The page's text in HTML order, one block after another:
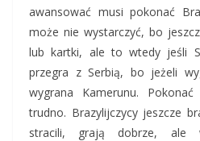
awansować musi pokonać
może nie wystarczyć, bo
lub kartki, ale to wtedy jeśli
przegra z Serbią, bo jeżeli
wygrana Kamerunu.
trudno. Brazylijczycy jeszcze
stracili, grają dobrze, ale